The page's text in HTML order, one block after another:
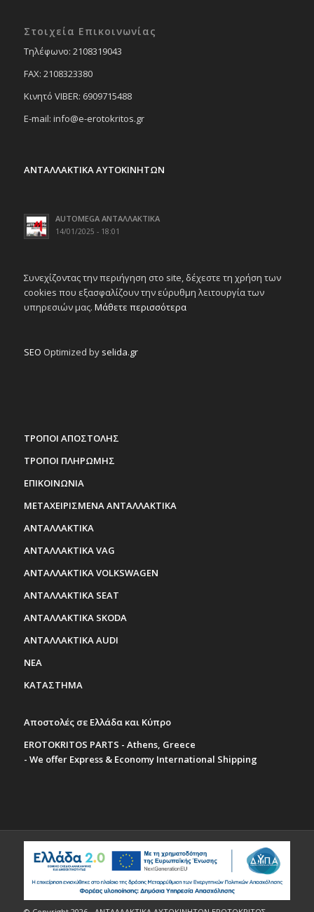
Στοιχεία Επικοινωνίας
Tηλέφωνο: 2108319043
FAX: 2108323380
Κινητό VIBER: 6909715488
E-mail: info@e-erotokritos.gr
ΑΝΤΑΛΛΑΚΤΙΚΑ ΑΥΤΟΚΙΝΗΤΩΝ
AUTOMEGA ΑΝΤΑΛΛΑΚΤΙΚΑ
14/01/2025 - 18:01
Συνεχίζοντας την περιήγηση στο site, δέχεστε τη χρήση των
cookies που εξασφαλίζουν την εύρυθμη λειτουργία των
υπηρεσιών μας. Μάθετε περισσότερα
SEO Optimized by selida.gr
ΤΡΟΠΟΙ ΑΠΟΣΤΟΛΗΣ
ΤΡΟΠΟΙ ΠΛΗΡΩΜΗΣ
ΕΠΙΚΟΙΝΩΝΙΑ
ΜΕΤΑΧΕΙΡΙΣΜΕΝΑ ΑΝΤΑΛΛΑΚΤΙΚΑ
ΑΝΤΑΛΛΑΚΤΙΚΑ
ΑΝΤΑΛΛΑΚΤΙΚΑ VAG
ΑΝΤΑΛΛΑΚΤΙΚΑ VOLKSWAGEN
ΑΝΤΑΛΛΑΚΤΙΚΑ SEAT
ΑΝΤΑΛΛΑΚΤΙΚΑ SKODA
ΑΝΤΑΛΛΑΚΤΙΚΑ AUDI
ΝΕΑ
ΚΑΤΑΣΤΗΜΑ
Αποστολές σε Ελλάδα και Κύπρο
EROTOKRITOS PARTS - Athens, Greece
- We offer Express & Economy International Shipping